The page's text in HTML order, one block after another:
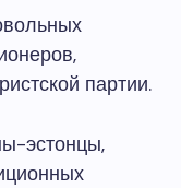
партии.
эстонцы,